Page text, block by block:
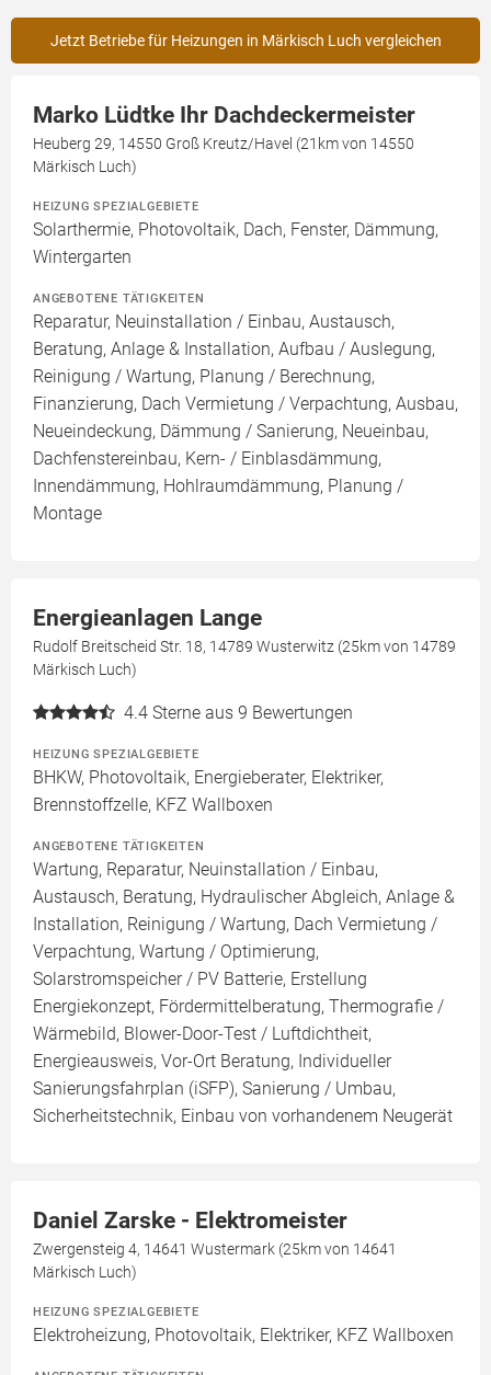
Jetzt Betriebe für Heizungen in Märkisch Luch vergleichen
Marko Lüdtke Ihr Dachdeckermeister
Heuberg 29, 14550 Groß Kreutz/Havel (21km von 14550
Märkisch Luch)
HEIZUNG SPEZIALGEBIETE
Solarthermie, Photovoltaik, Dach, Fenster, Dämmung,
Wintergarten
ANGEBOTENE TÄTIGKEITEN
Reparatur, Neuinstallation / Einbau, Austausch,
Beratung, Anlage & Installation, Aufbau / Auslegung,
Reinigung / Wartung, Planung / Berechnung,
Finanzierung, Dach Vermietung / Verpachtung, Ausbau,
Neueindeckung, Dämmung / Sanierung, Neueinbau,
Dachfenstereinbau, Kern- / Einblasdämmung,
Innendämmung, Hohlraumdämmung, Planung /
Montage
Energieanlagen Lange
Rudolf Breitscheid Str. 18, 14789 Wusterwitz (25km von 14789
Märkisch Luch)
4.4 Sterne aus 9 Bewertungen
HEIZUNG SPEZIALGEBIETE
BHKW, Photovoltaik, Energieberater, Elektriker,
Brennstoffzelle, KFZ Wallboxen
ANGEBOTENE TÄTIGKEITEN
Wartung, Reparatur, Neuinstallation / Einbau,
Austausch, Beratung, Hydraulischer Abgleich, Anlage &
Installation, Reinigung / Wartung, Dach Vermietung /
Verpachtung, Wartung / Optimierung,
Solarstromspeicher / PV Batterie, Erstellung
Energiekonzept, Fördermittelberatung, Thermografie /
Wärmebild, Blower-Door-Test / Luftdichtheit,
Energieausweis, Vor-Ort Beratung, Individueller
Sanierungsfahrplan (iSFP), Sanierung / Umbau,
Sicherheitstechnik, Einbau von vorhandenem Neugerät
Daniel Zarske - Elektromeister
Zwergensteig 4, 14641 Wustermark (25km von 14641
Märkisch Luch)
HEIZUNG SPEZIALGEBIETE
Elektroheizung, Photovoltaik, Elektriker, KFZ Wallboxen